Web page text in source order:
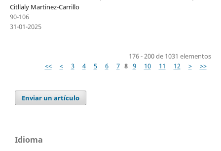
Citllaly Martinez-Carrillo
90-106
31-01-2025
176 - 200 de 1031 elementos
<<
< 3 4 5 6 7 8 9 10 11 12 > >>
Enviar un artículo
Idioma